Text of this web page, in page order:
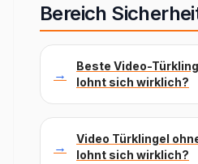
Bereich
→
Beste Video-
lohnt sich wirklich?
→
Video Türklingel
lohnt sich wirklich?